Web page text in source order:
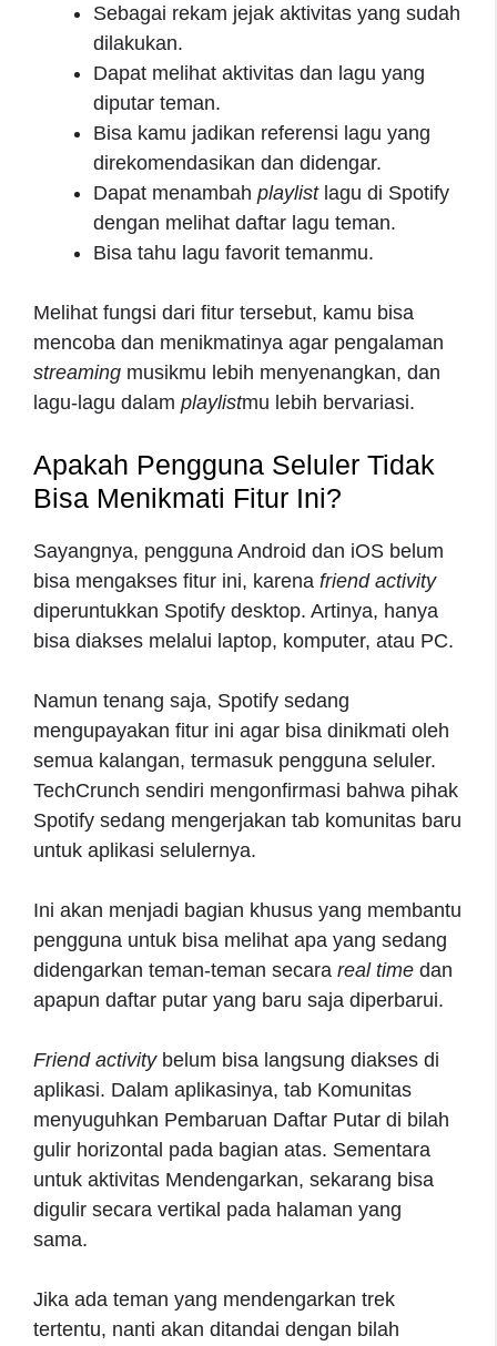
Sebagai rekam jejak aktivitas yang sudah
dilakukan.
Dapat melihat aktivitas dan lagu yang
diputar teman.
Bisa kamu jadikan referensi lagu yang
direkomendasikan dan didengar.
Dapat menambah playlistlagu di Spotify
dengan melihat daftar lagu teman.
Bisa tahu lagu favorit temanmu.
Melihat fungsi dari fitur tersebut, kamu bisa
mencoba dan menikmatinya agar pengalaman
streaming musikmu lebih menyenangkan, dan
lagu-lagu dalam playlistmu lebih bervariasi.
Apakah Pengguna Seluler Tidak
Bisa Menikmati Fitur Ini?
Sayangnya, pengguna Android dan iOS belum
bisa mengakses fitur ini, karena friend activity
diperuntukkan Spotify desktop. Artinya, hanya
bisa diakses melalui laptop, komputer, atau PC.
Namun tenang saja, Spotify sedang
mengupayakan fitur ini agar bisa dinikmati oleh
semua kalangan, termasuk pengguna seluler.
TechCrunch sendiri mengonfirmasi bahwa pihak
Spotify sedang mengerjakan tab komunitas baru
untuk aplikasi selulernya.
Ini akan menjadi bagian khusus yang membantu
pengguna untuk bisa melihat apa yang sedang
didengarkan teman-teman secara real time dan
apapun daftar putar yang baru saja diperbarui.
Friend activitybelum bisa langsung diakses di
aplikasi. Dalam aplikasinya, tab Komunitas
menyuguhkan Pembaruan Daftar Putar di bilah
gulir horizontal pada bagian atas. Sementara
untuk aktivitas Mendengarkan, sekarang bisa
digulir secara vertikal pada halaman yang
sama.
Jika ada teman yang mendengarkan trek
tertentu, nanti akan ditandai dengan bilah